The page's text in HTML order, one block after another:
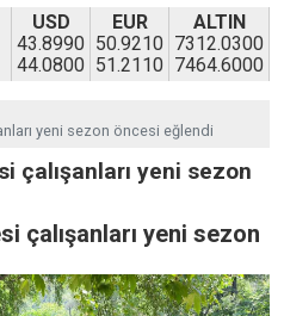
USD
43.8990
44.0800
EUR
50.9210
51.2110
ALTIN
7312.0300
7464.6000
yeni sezon öncesi eğlendi
çalışanları yeni sezon
çalışanları yeni sezon